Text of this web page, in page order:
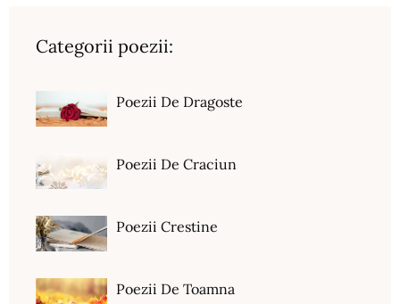
Categorii poezii:
Poezii De Dragoste
Poezii De Craciun
Poezii Crestine
Poezii De Toamna